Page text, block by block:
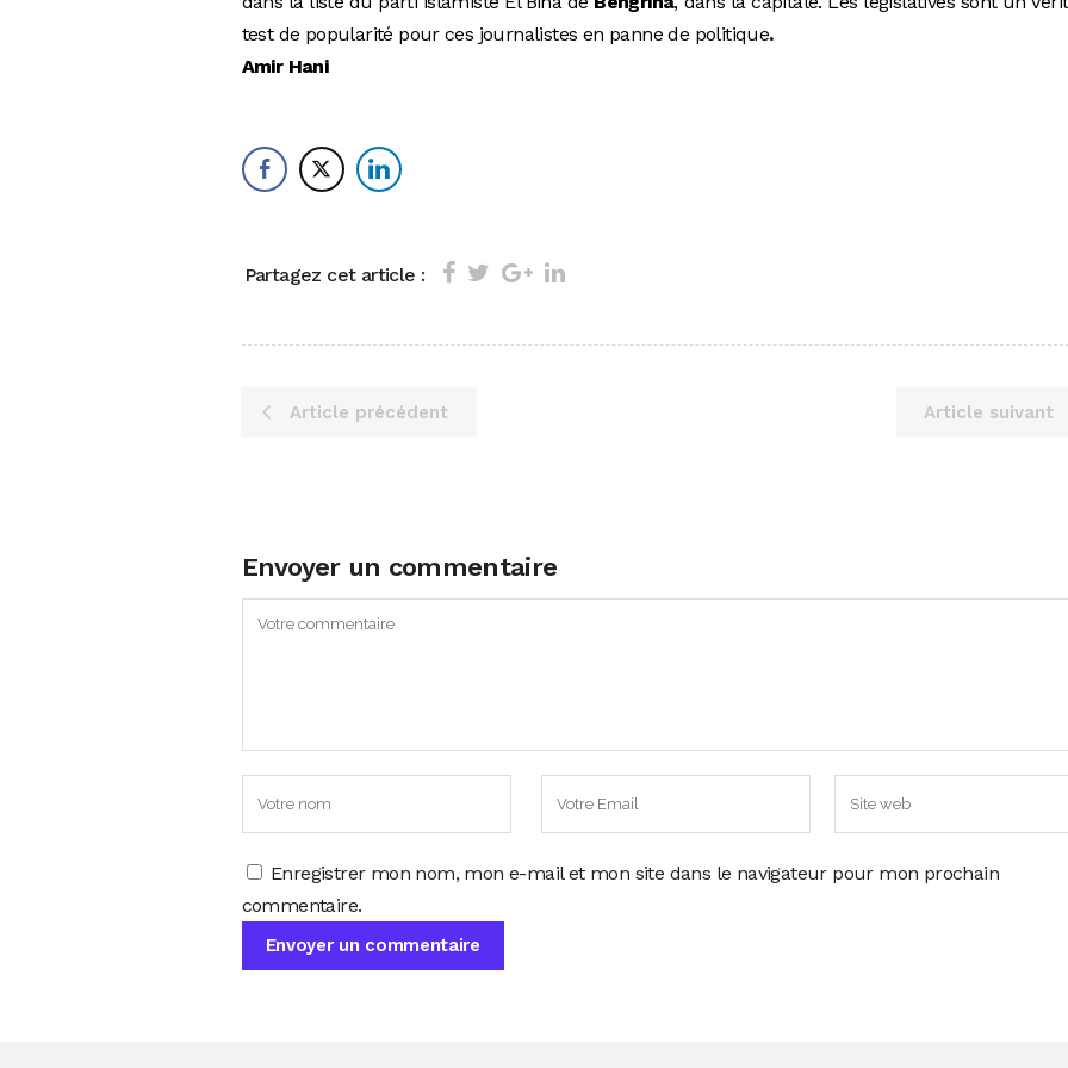
test de popularité pour ces journalistes en panne de politique.
Amir Hani
Partagez cet article :
Article précédent Article suivant
Envoyer un commentaire
Enregistrer mon nom, mon e-mail et mon site dans le navigateur pour mon prochain
commentaire.